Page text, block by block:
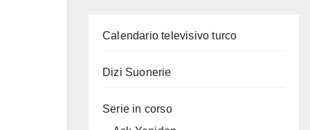
Calendario televisivo turco
Dizi Suonerie
Serie in corso